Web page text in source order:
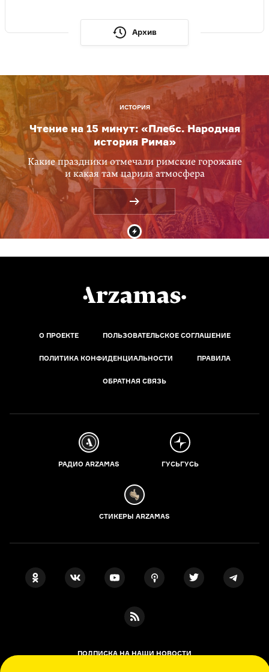
Архив
ИСТОРИЯ
Чтение на 15 минут: «Плебс. Народная
история Рима»
Какие праздники отмечали римские горожане
и какая там царила атмосфера
О ПРОЕКТЕ ПОЛЬЗОВАТЕЛЬСКОЕ СОГЛАШЕНИЕ
ПОЛИТИКА КОНФИДЕНЦИАЛЬНОСТИ ПРАВИЛА
ОБРАТНАЯ СВЯЗЬ
РАДИО ARZAMAS ГУСЬГУСЬ
СТИКЕРЫ ARZAMAS
ПОДПИСКА НА НАШИ НОВОСТИ